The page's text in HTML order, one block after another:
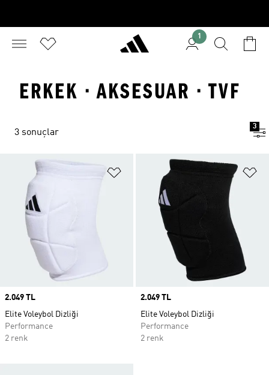
1
ERKEK · AKSESUAR · TVF
3 sonuçlar
3
Favori Listesine Ekle
Price
2.049 TL
Elite Voleybol Dizliği
Performance
2 renk
Price
2.049 TL
Elite Voleybol Dizliği
Performance
2 renk